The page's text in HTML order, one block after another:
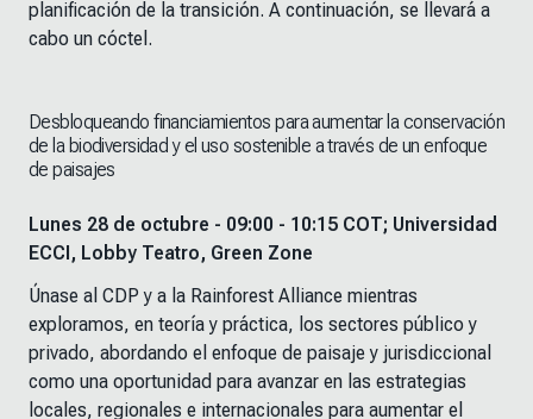
planificación de la transición. A continuación, se llevará a
cabo un cóctel.
Desbloqueando financiamientos para aumentar la conservación
de la biodiversidad y el uso sostenible a través de un enfoque
de paisajes
Lunes 28 de octubre - 09:00 - 10:15 COT; Universidad
ECCI, Lobby Teatro, Green Zone
Únase al CDP y a la Rainforest Alliance mientras
exploramos, en teoría y práctica, los sectores público y
privado, abordando el enfoque de paisaje y jurisdiccional
como una oportunidad para avanzar en las estrategias
locales, regionales e internacionales para aumentar el